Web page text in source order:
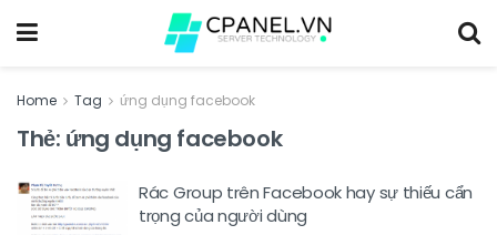
Home Tag ứng dụng facebook
Thẻ: ứng dụng facebook
Rác Group trên Facebook hay sự thiếu cẩn
trọng của người dùng